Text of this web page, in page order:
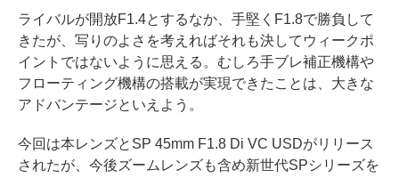
ライバルが開放F1.4とするなか、手堅くF1.8で勝負して
きたが、写りのよさを考えればそれも決してウィークポ
イントではないように思える。むしろ手ブレ補正機構や
フローティング機構の搭載が実現できたことは、大きな
アドバンテージといえよう。
今回は本レンズとSP 45mm F1.8 Di VC USDがリリース
されたが、今後ズームレンズも含め新世代SPシリーズを